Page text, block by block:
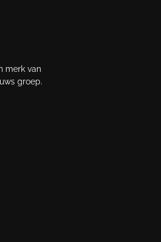
merk van
groep.